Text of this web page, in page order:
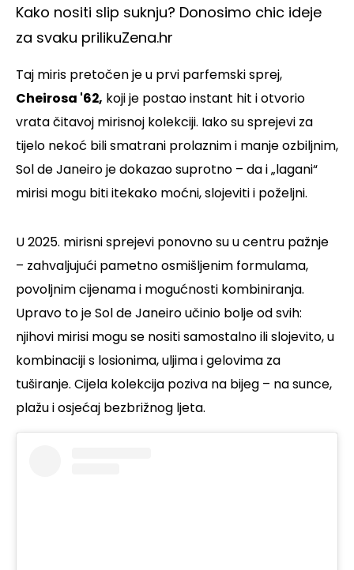
Kako nositi slip suknju? Donosimo chic ideje
za svaku prilikuZena.hr
Taj miris pretočen je u prvi parfemski sprej,
Cheirosa '62, koji je postao instant hit i otvorio
vrata čitavoj mirisnoj kolekciji. Iako su sprejevi za
tijelo nekoć bili smatrani prolaznim i manje ozbiljnim,
Sol de Janeiro je dokazao suprotno – da i „lagani“
mirisi mogu biti itekako moćni, slojeviti i poželjni.
U 2025. mirisni sprejevi ponovno su u centru pažnje
– zahvaljujući pametno osmišljenim formulama,
povoljnim cijenama i mogućnosti kombiniranja.
Upravo to je Sol de Janeiro učinio bolje od svih:
njihovi mirisi mogu se nositi samostalno ili slojevito, u
kombinaciji s losionima, uljima i gelovima za
tuširanje. Cijela kolekcija poziva na bijeg – na sunce,
plažu i osjećaj bezbrižnog ljeta.